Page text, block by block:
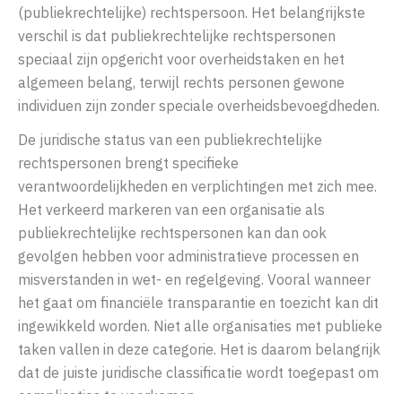
(publiekrechtelijke) rechtspersoon. Het belangrijkste
verschil is dat publiekrechtelijke rechtspersonen
speciaal zijn opgericht voor overheidstaken en het
algemeen belang, terwijl rechts personen gewone
individuen zijn zonder speciale overheidsbevoegdheden.
De juridische status van een publiekrechtelijke
rechtspersonen brengt specifieke
verantwoordelijkheden en verplichtingen met zich mee.
Het verkeerd markeren van een organisatie als
publiekrechtelijke rechtspersonen kan dan ook
gevolgen hebben voor administratieve processen en
misverstanden in wet- en regelgeving. Vooral wanneer
het gaat om financiële transparantie en toezicht kan dit
ingewikkeld worden. Niet alle organisaties met publieke
taken vallen in deze categorie. Het is daarom belangrijk
dat de juiste juridische classificatie wordt toegepast om